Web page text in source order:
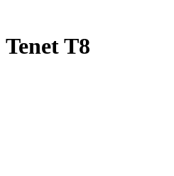
Tenet T8